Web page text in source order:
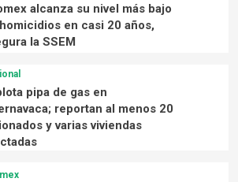
alcanza su nivel más bajo
en casi 20 años,
la SSEM
pipa de gas en
reportan al menos 20
y varias viviendas